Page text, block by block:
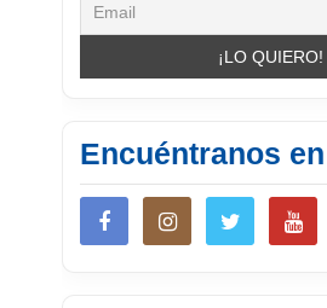
Encuéntranos